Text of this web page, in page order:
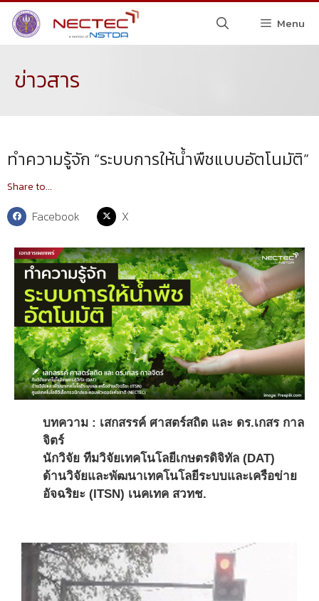
Menu
ข่าวสาร
ทำความรู้จัก “ระบบการให้น้ำพืชแบบอัตโนมัติ”
Share to...
Facebook X
บทความ : เสกสรรค์ ศาสตร์สถิต และ ดร.เกสร กาล
จิตร์
นักวิจัย ทีมวิจัยเทคโนโลยีเกษตรดิจิทัล (DAT)
ด้านวิจัยและพัฒนาเทคโนโลยีระบบและเครือข่าย
อัจฉริยะ (ITSN) เนคเทค สวทช.